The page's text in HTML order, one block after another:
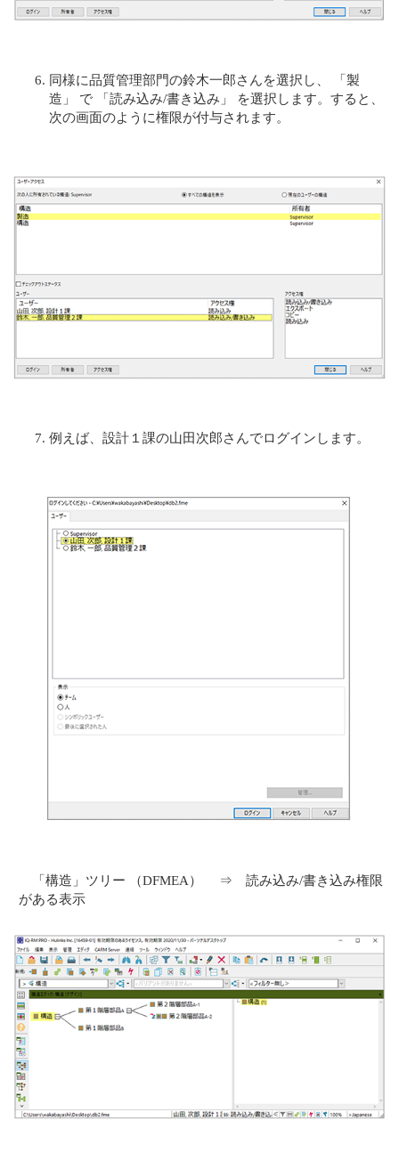
同様に品質管理部門の鈴木一郎さんを選択し、 「製
造」 で 「読み込み/書き込み」 を選択します。すると、
次の画面のように権限が付与されます。
例えば、設計１課の山田次郎さんでログインします。
「構造」ツリー （DFMEA） ⇒ 読み込み/書き込み権限
がある表示